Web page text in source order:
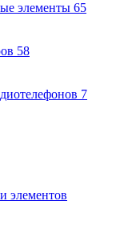
элементы 65
58
7
элементов